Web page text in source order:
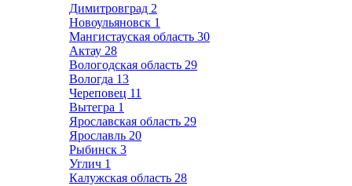
Димитровград 2
Новоульяновск 1
Мангистауская область 30
Актау 28
Вологодская область 29
Вологда 13
Череповец 11
Вытегра 1
Ярославская область 29
Ярославль 20
Рыбинск 3
Углич 1
Калужская область 28